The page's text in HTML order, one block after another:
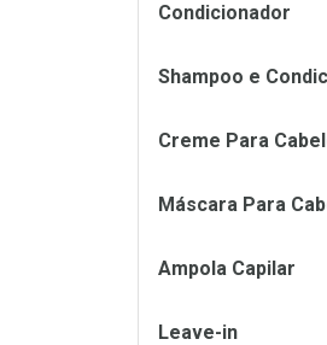
Condicionador
Shampoo e
Creme Para
Máscara Para
Ampola Capilar
Leave-in